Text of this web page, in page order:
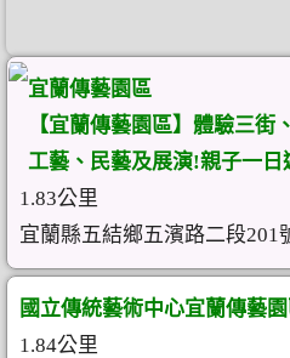
宜蘭傳藝園區
【宜蘭傳藝園區】體驗三
工藝、民藝及展演!親子一日
1.83公里
宜蘭縣五結鄉五濱路二段201
國立傳統藝術中心宜蘭傳藝
1.84公里